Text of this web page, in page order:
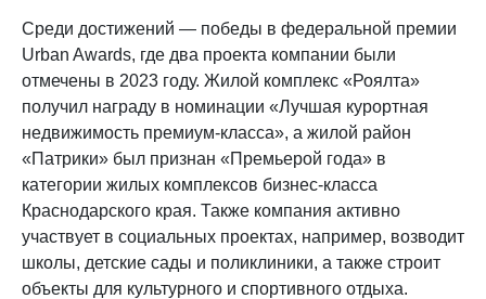
Среди достижений — победы в федеральной премии
Urban Awards, где два проекта компании были
отмечены в 2023 году. Жилой комплекс «Роялта»
получил награду в номинации «Лучшая курортная
недвижимость премиум-класса», а жилой район
«Патрики» был признан «Премьерой года» в
категории жилых комплексов бизнес-класса
Краснодарского края​. Также компания активно
участвует в социальных проектах, например, возводит
школы, детские сады и поликлиники, а также строит
объекты для культурного и спортивного отдыха.